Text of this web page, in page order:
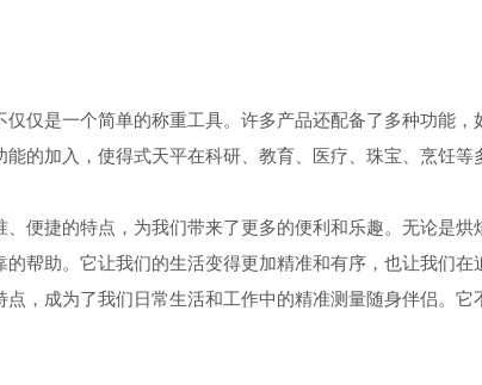
是一个简单的称重工具。许多产品还配备了多种功能，
的加入，使得式天平在科研、教育、医疗、珠宝、烹饪等
捷的特点，为我们带来了更多的便利和乐趣。无论是烘
帮助。它让我们的生活变得更加精准和有序，也让我们在
成为了我们日常生活和工作中的精准测量随身伴侣。它